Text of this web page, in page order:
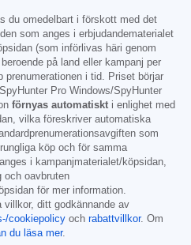
du omedelbart i förskott med det
som anges i erbjudandematerialet
(som införlivas häri genom
på land eller kampanj per
prenumerationen i tid. Priset börjar
Pro Windows/SpyHunter
förnyas automatiskt i enlighet med
vilka föreskriver automatiska
som
köp och för samma
i kampanjmaterialet/köpsidan,
och oavbruten
för mer information.
villkor, ditt godkännande av
cookiepolicy och rabattvillkor. Om
du läsa mer.